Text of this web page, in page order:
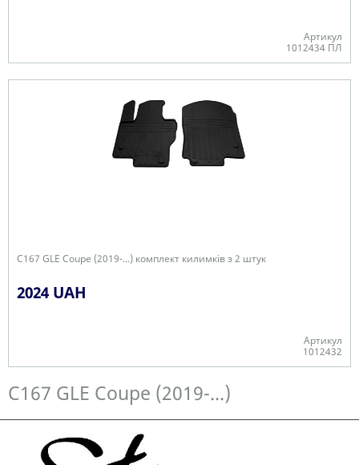
Артикул
1012434 ПЛ
C167 GLE Coupe (2019-...) комплект килимків з 2 штук
2024 UAH
Артикул
1012432
C167 GLE Coupe (2019-...)